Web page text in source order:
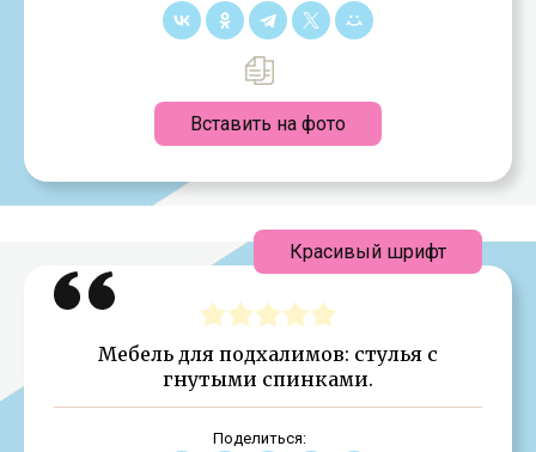
Вставить на фото
Мебель для подхалимов: стулья с
гнутыми спинками.
Поделиться:
Красивый шрифт